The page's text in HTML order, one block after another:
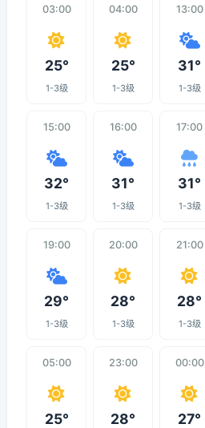
03:00
25°
1-3级
04:00
25°
1-3级
13:00
31°
1-3级
15:00
32°
1-3级
16:00
31°
1-3级
17:00
31°
1-3级
19:00
29°
1-3级
20:00
28°
1-3级
21:00
28°
1-3级
05:00
25°
23:00
28°
00:00
27°